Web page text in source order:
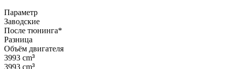
Параметр
Заводские
После тюнинга*
Разница
Объём двигателя
3993 cm³
3993 cm³